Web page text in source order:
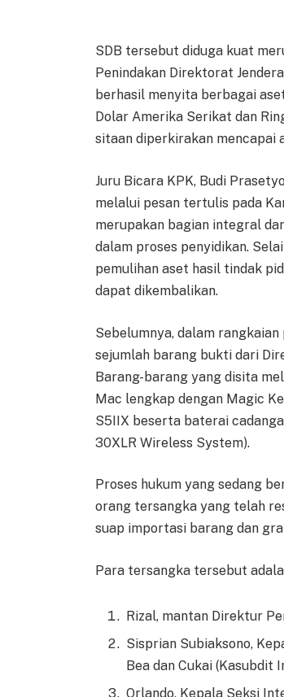
SDB tersebut diduga kuat
Penindakan Direktorat
berhasil menyita berbagai
Dolar Amerika Serikat dan
sitaan diperkirakan mencapai
Juru Bicara KPK, Budi
melalui pesan tertulis pada
merupakan bagian integral
dalam proses penyidikan.
pemulihan aset hasil tindak
dapat dikembalikan.
Sebelumnya, dalam
sejumlah barang bukti dari
Barang-barang yang disita
Mac lengkap dengan Magic
S5IIX beserta baterai
30XLR Wireless System).
Proses hukum yang sedang
orang tersangka yang telah
suap importasi barang dan
Para tersangka tersebut
Rizal, mantan Direktur
Sisprian Subiaksono,
Bea dan Cukai (Kasubdit
Orlando, Kepala Seksi